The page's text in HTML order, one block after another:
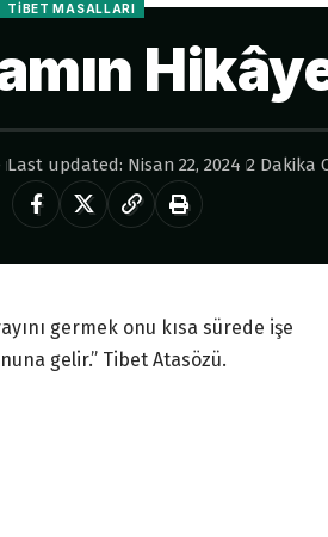
TIBET MASALLARI
Last updated: Nisan 22, 2024 2 Dakika
germek onu kısa sürede işe
gelir.” Tibet Atasözü.